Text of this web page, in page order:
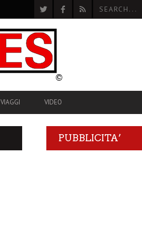
VIAGGI VIDEO
PUBBLICITA’